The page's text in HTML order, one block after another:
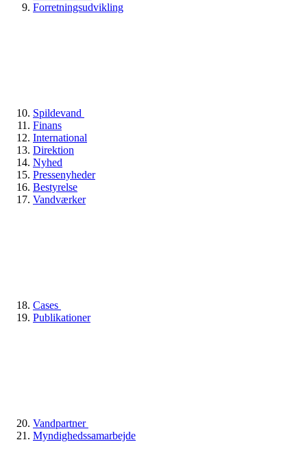
Forretningsudvikling
Spildevand
Finans
International
Direktion
Nyhed
Pressenyheder
Bestyrelse
Vandværker
Cases
Publikationer
Vandpartner
Myndighedssamarbejde